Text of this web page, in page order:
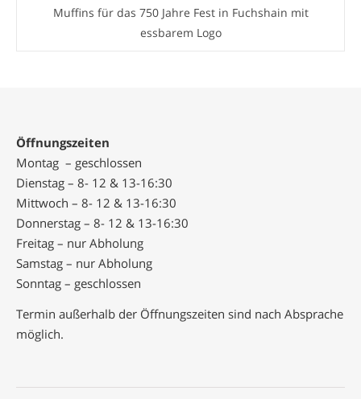
Muffins für das 750 Jahre Fest in Fuchshain mit
essbarem Logo
Öffnungszeiten
Montag – geschlossen
Dienstag – 8- 12 & 13-16:30
Mittwoch – 8- 12 & 13-16:30
Donnerstag – 8- 12 & 13-16:30
Freitag – nur Abholung
Samstag – nur Abholung
Sonntag – geschlossen
Termin außerhalb der Öffnungszeiten sind nach Absprache
möglich.